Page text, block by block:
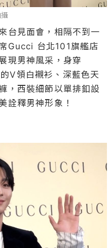
台見面會，相隔不到一
Gucci 台北101旗艦店
現男神風采，身穿
V領白襯衫、深藍色天
，西裝細節以單排釦設
詮釋男神形象！